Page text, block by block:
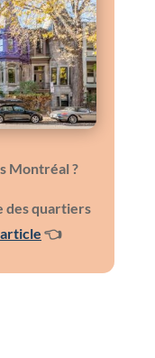
Montréal ?
des quartiers
👈